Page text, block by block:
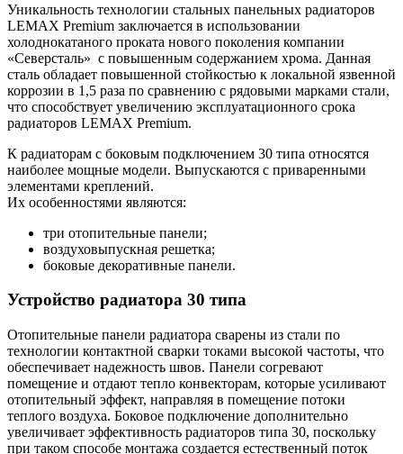
Уникальность технологии стальных панельных радиаторов
LEMAX Premium заключается в использовании
холоднокатаного проката нового поколения компании
«Северсталь» с повышенным содержанием хрома. Данная
сталь обладает повышенной стойкостью к локальной язвенной
коррозии в 1,5 раза по сравнению с рядовыми марками стали,
что способствует увеличению эксплуатационного срока
радиаторов LEMAX Premium.
К радиаторам с боковым подключением 30 типа относятся
наиболее мощные модели. Выпускаются с приваренными
элементами креплений.
Их особенностями являются:
три отопительные панели;
воздуховыпускная решетка;
боковые декоративные панели.
Устройство радиатора 30 типа
Отопительные панели радиатора сварены из стали по
технологии контактной сварки токами высокой частоты, что
обеспечивает надежность швов. Панели согревают
помещение и отдают тепло конвекторам, которые усиливают
отопительный эффект, направляя в помещение потоки
теплого воздуха. Боковое подключение дополнительно
увеличивает эффективность радиаторов типа 30, поскольку
при таком способе монтажа создается естественный поток